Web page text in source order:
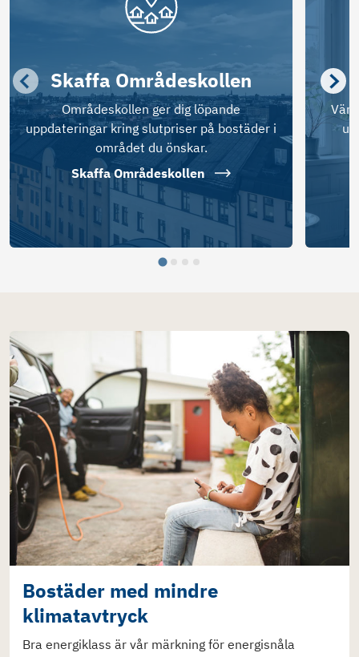
Skaffa Områdeskollen
Områdeskollen ger dig löpande
uppdateringar kring slutpriser på bostäder i
området du önskar.
Skaffa Områdeskollen
Bostäder med mindre
klimatavtryck
Bra energiklass är vår märkning för energisnåla